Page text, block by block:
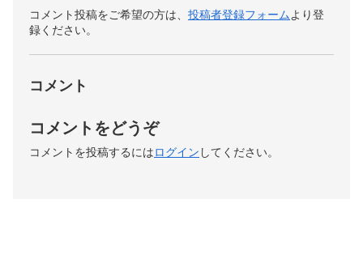
コメント投稿をご希望の方は、 投稿者登録フォームより登
録ください。
コメント
コメントをどうぞ
コメントを投稿するにはログイン してください。